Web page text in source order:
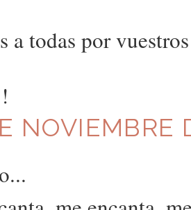
a todas por
NOVIEMBRE